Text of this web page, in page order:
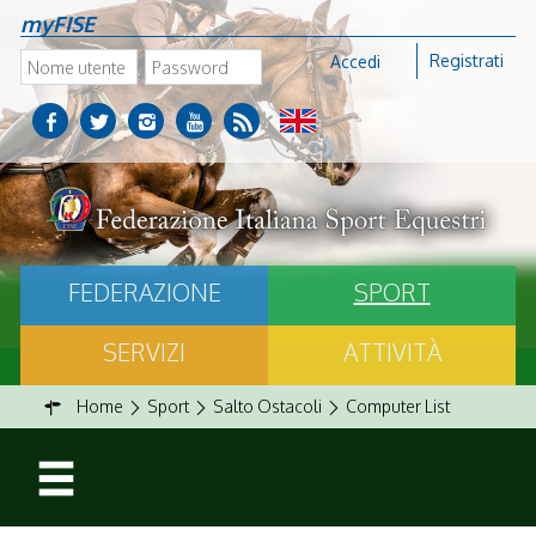
myFISE
Accedi Registrati
FEDERAZIONE
SPORT
SERVIZI
ATTIVITÀ
Home Sport Salto Ostacoli Computer List